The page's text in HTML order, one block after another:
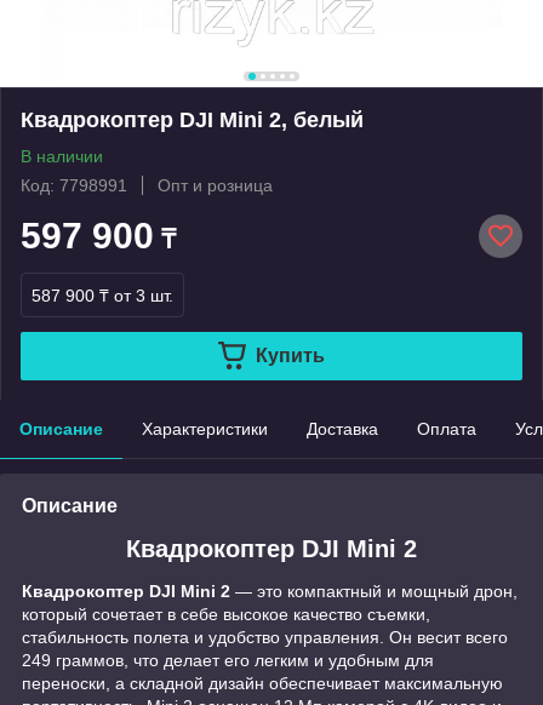
Квадрокоптер DJI Mini 2, белый
В наличии
Код: 7798991
Опт и розница
597 900 ₸
587 900 ₸ от 3 шт.
Купить
Описание Характеристики Доставка Оплата
Описание
Квадрокоптер DJI Mini 2
Квадрокоптер DJI Mini 2 — это компактный и мощный дрон,
который сочетает в себе высокое качество съемки,
стабильность полета и удобство управления. Он весит всего
249 граммов, что делает его легким и удобным для
переноски, а складной дизайн обеспечивает максимальную